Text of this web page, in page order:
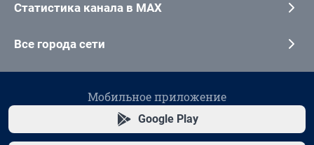
Статистика канала в MAX
Все города сети
Мобильное приложение
Google Play